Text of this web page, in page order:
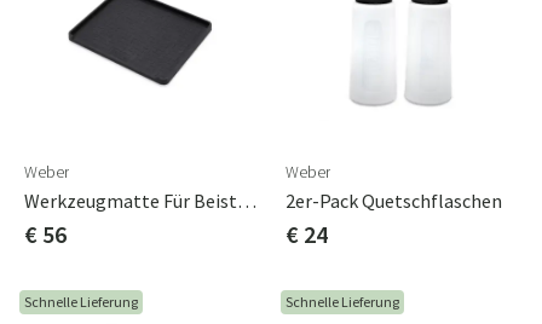
Weber
Werkzeugmatte Für Beistelltisch
€ 56
Weber
2er-Pack Quetschflaschen
€ 24
Schnelle Lieferung Schnelle Lieferung